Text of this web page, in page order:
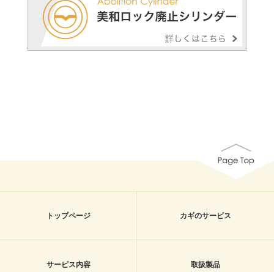
トップページ カギのサービス
サービス内容 取扱製品